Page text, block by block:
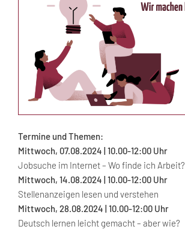
Termine und Themen:
Mittwoch, 07.08.2024 | 10.00-12:00 Uhr
Jobsuche im Internet – Wo finde ich Arbeit?
Mittwoch, 14.08.2024 | 10.00-12:00 Uhr
Stellenanzeigen lesen und verstehen
Mittwoch, 28.08.2024 | 10.00-12:00 Uhr
Deutsch lernen leicht gemacht – aber wie?